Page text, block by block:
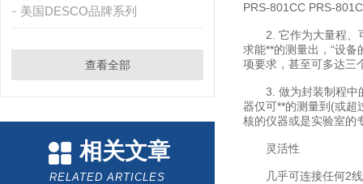
美国DESCO品牌系列
查看全部
相关文章
RELATED ARTICLES
PRS-801CC PRS-
2. 它作为大量程、可
求能**的测量出，“设
项要求，甚至可多达三
3. 做为封装制程中的
器仅可**的测量到(或超
核的仪器或是实验室的
灵活性
几乎可连接任何2线